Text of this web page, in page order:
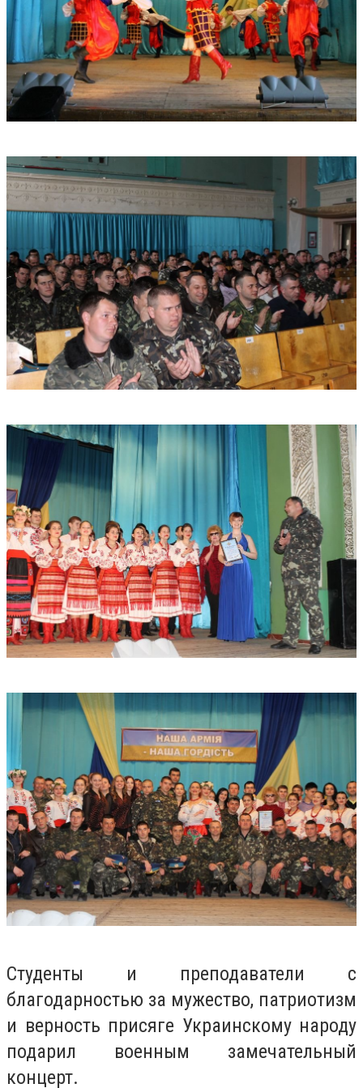
Студенты и преподаватели с
благодарностью за мужество, патриотизм
и верность присяге Украинскому народу
подарил военным замечательный
концерт.